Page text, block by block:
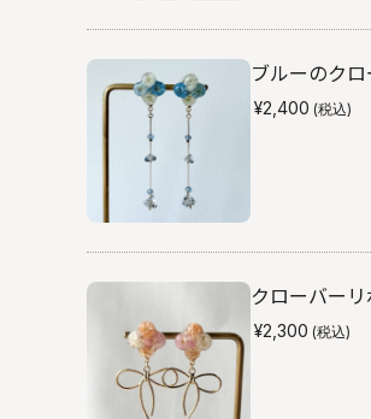
ブルーのク
¥2,400 (税込)
クローバー
¥2,300 (税込)